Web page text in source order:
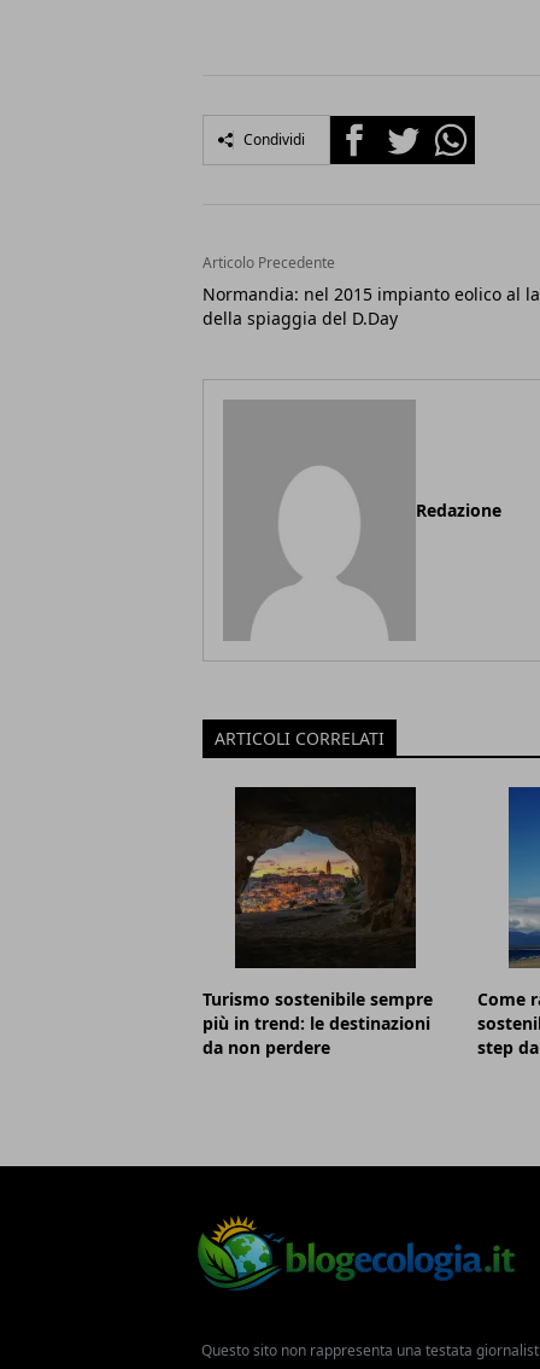
Condividi FacebookTwitterWhatsapp
Articolo Precedente
Normandia: nel 2015 impianto eolico al
della spiaggia del D.Day
Redazione
ARTICOLI CORRELATI
Turismo sostenibile sempre
più in trend: le destinazioni
da non perdere
Come
step
Questo sito non rappresenta una testata